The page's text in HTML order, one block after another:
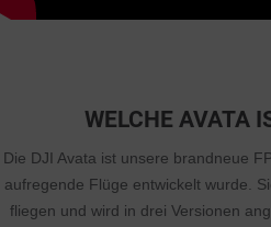
WELCHE AVATA
Die DJI Avata ist unsere brandneue
aufregende Flüge entwickelt wurde.
fliegen und wird in drei Versionen